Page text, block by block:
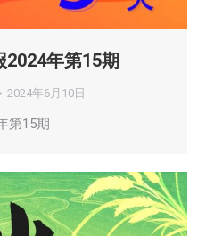
2024年第15期
2024年6月10日
第15期